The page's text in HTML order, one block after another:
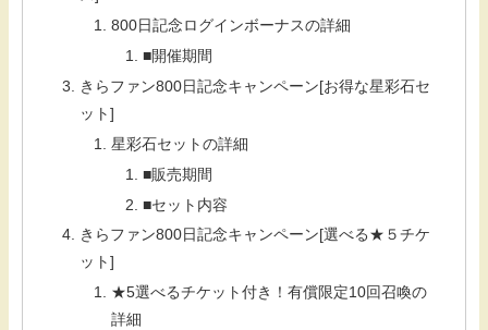
800日記念ログインボーナスの詳細
■開催期間
きらファン800日記念キャンペーン[お得な星彩石セ
ット]
星彩石セットの詳細
■販売期間
■セット内容
きらファン800日記念キャンペーン[選べる★５チケ
ット]
★5選べるチケット付き！有償限定10回召喚の
詳細